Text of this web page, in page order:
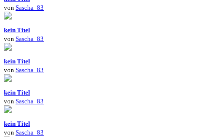
von Sascha_83
kein Titel
von Sascha_83
kein Titel
von Sascha_83
kein Titel
von Sascha_83
kein Titel
von Sascha_83